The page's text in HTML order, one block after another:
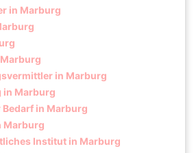
in Marburg
in Marburg
in Marburg
in Marburg
Marburg
Institut in Marburg